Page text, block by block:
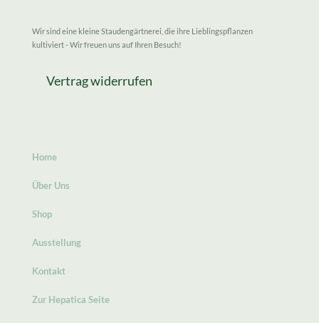
Wir sind eine kleine Staudengärtnerei, die ihre Lieblingspflanzen
kultiviert - Wir freuen uns auf Ihren Besuch!
Vertrag widerrufen
Home
Über Uns
Shop
Ausstellung
Kontakt
Zur Hepatica Seite